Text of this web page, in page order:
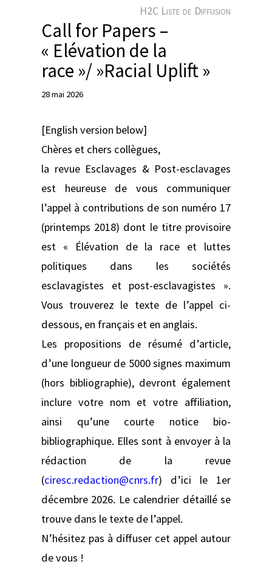
H2C Liste de Diffusion
Call for Papers –
« Elévation de la
race »/ »Racial Uplift »
28 mai 2026
[English version below]
Chères et chers collègues,
la revue Esclavages & Post-esclavages
est heureuse de vous communiquer
l’appel à contributions de son numéro 17
(printemps 2018) dont le titre provisoire
est « Élévation de la race et luttes
politiques dans les sociétés
esclavagistes et post-esclavagistes ».
Vous trouverez le texte de l’appel ci-
dessous, en français et en anglais.
Les propositions de résumé d’article,
d’une longueur de 5000 signes maximum
(hors bibliographie), devront également
inclure votre nom et votre affiliation,
ainsi qu’une courte notice bio-
bibliographique. Elles sont à envoyer à la
rédaction de la revue
(ciresc.redaction@cnrs.fr) d’ici le 1er
décembre 2026. Le calendrier détaillé se
trouve dans le texte de l’appel.
N’hésitez pas à diffuser cet appel autour
de vous !